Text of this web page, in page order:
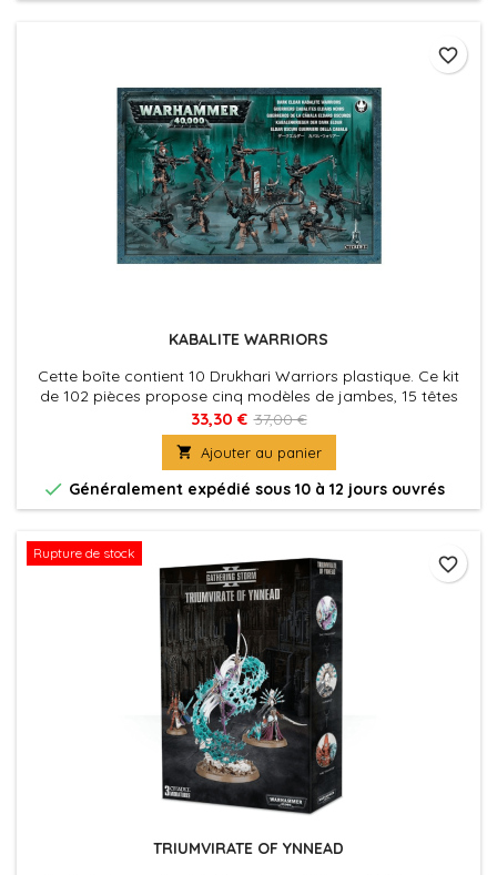
KABALITE WARRIORS
Cette boîte contient 10 Drukhari Warriors plastique. Ce kit
de 102 pièces propose cinq modèles de jambes, 15 têtes
différentes (5 nues et 10 casquées), 10 corps (avec trois
corps masculins et trois corps féminins différents) et
différentes options.
33,30 € 37,00 €
 Ajouter au panier
 Généralement expédié sous 10 à 12 jours ouvrés
favorite_border
Rupture de stock
TRIUMVIRATE OF YNNEAD
favorite_border